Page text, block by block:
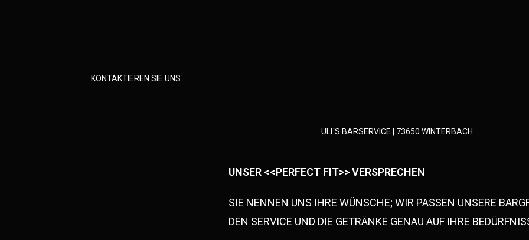
KONTAKTIEREN SIE UNS
ULI´S BARSERVICE | 73650 WINTERBACH
UNSER <<PERFECT FIT>> VERSPRECHEN
SIE NENNEN UNS IHRE WÜNSCHE; WIR PASSEN UNSERE
DEN SERVICE UND DIE GETRÄNKE GENAU AUF IHRE